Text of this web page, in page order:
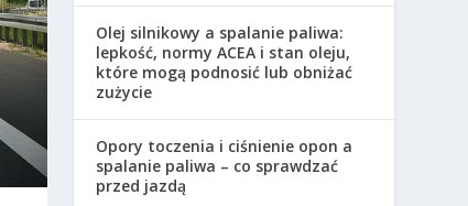
Olej silnikowy a spalanie paliwa:
lepkość, normy ACEA i stan oleju,
które mogą podnosić lub obniżać
zużycie
Opory toczenia i ciśnienie opon a
spalanie paliwa – co sprawdzać
przed jazdą